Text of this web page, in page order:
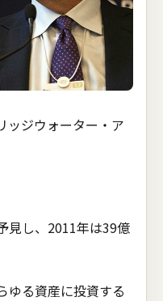
ッジウォーター・ア
見し、2011年は39億
ゆる資産に投資する